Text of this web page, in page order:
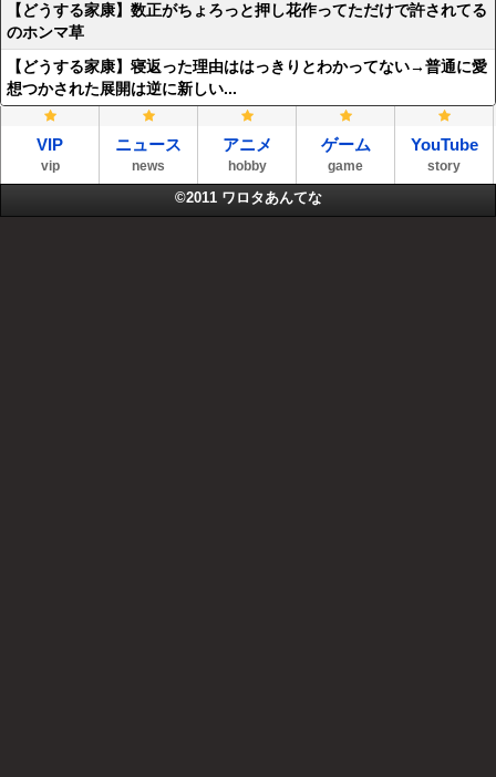
【どうする家康】数正がちょろっと押し花作ってただけで許されてる
のホンマ草
【どうする家康】寝返った理由ははっきりとわかってない→普通に愛
想つかされた展開は逆に新しい...
VIP
vip
ニュース
news
アニメ
hobby
ゲーム
game
YouTube
story
©2011 ワロタあんてな